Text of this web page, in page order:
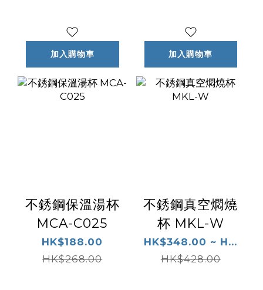
加入購物車 加入購物車
不銹鋼保溫湯杯
MCA-C025
HK$188.00
HK$268.00
不銹鋼真空燜燒
杯 MKL-W
HK$348.00 ~ H...
HK$428.00